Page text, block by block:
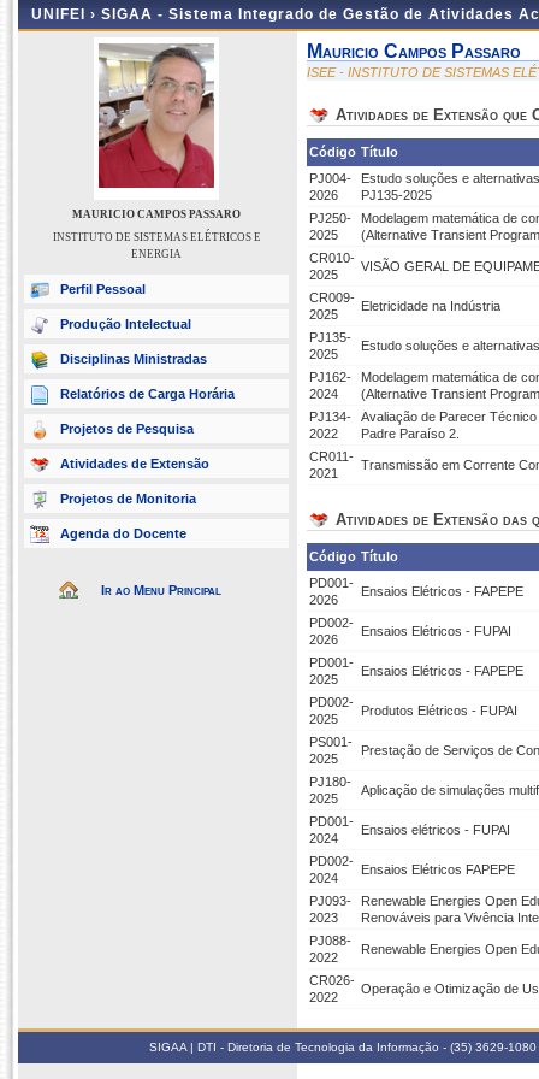
UNIFEI › SIGAA - Sistema Integrado de Gestão de Atividades
MAURICIO CAMPOS PASSARO
INSTITUTO DE SISTEMAS ELÉTRICOS E
ENERGIA
Perfil Pessoal
Produção Intelectual
Disciplinas Ministradas
Relatórios de Carga Horária
Projetos de Pesquisa
Atividades de Extensão
Projetos de Monitoria
Agenda do Docente
Ir ao Menu Principal
Mauricio Campos Passaro
ISEE - INSTITUTO DE SISTEMAS
Atividades de Extensão que
Código Título
PJ004-
2026
Estudo soluções e
PJ135-2025
PJ250-
2025
Modelagem matemática de
(Alternative Transient
CR010-
2025
VISÃO GERAL DE
CR009-
2025
Eletricidade na Indústria
PJ135-
2025
Estudo soluções e
PJ162-
2024
Modelagem matemática de
(Alternative Transient
PJ134-
2022
Avaliação de Parecer
Padre Paraíso 2.
CR011-
2021
Transmissão em Corrente
Atividades de Extensão das
Código Título
PD001-
2026
Ensaios Elétricos - FAPEPE
PD002-
2026
Ensaios Elétricos - FUPAI
PD001-
2025
Ensaios Elétricos - FAPEPE
PD002-
2025
Produtos Elétricos - FUPAI
PS001-
2025
Prestação de Serviços de
PJ180-
2025
Aplicação de simulações
PD001-
2024
Ensaios elétricos - FUPAI
PD002-
2024
Ensaios Elétricos FAPEPE
PJ093-
2023
Renewable Energies Open
Renováveis para Vivência
PJ088-
2022
Renewable Energies Open
CR026-
2022
Operação e Otimização de
SIGAA | DTI - Diretoria de Tecnologia da Informação - (35) 3629-